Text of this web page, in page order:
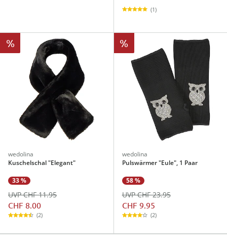
(1)
%
wedolina
Kuschelschal "Elegant"
33 %
CHF 8.00
UVP CHF 11.95
(2)
%
wedolina
Pulswärmer "Eule", 1 Paar
58 %
CHF 9.95
UVP CHF 23.95
(2)